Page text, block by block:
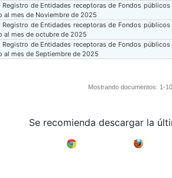
Registro de Entidades receptoras de Fondos
al mes de Noviembre de 2025
Registro de Entidades receptoras de Fondos
al mes de octubre de 2025
Registro de Entidades receptoras de Fondos
al mes de Septiembre de 2025
Mostrando documentos: 1-
Se recomienda descargar la